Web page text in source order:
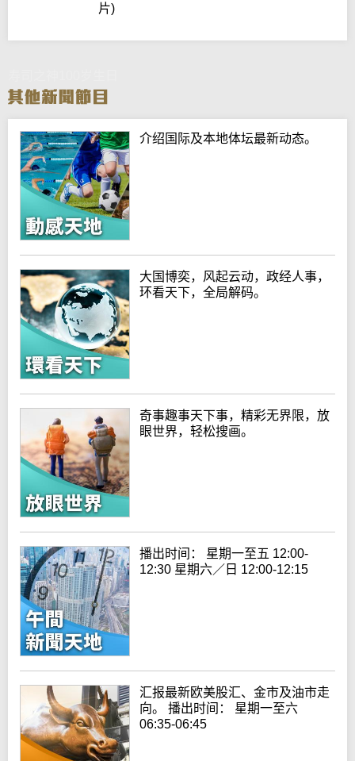
片)
介绍国际及本地体坛最新动态。
大国博奕，风起云动，政经人事，
环看天下，全局解码。
奇事趣事天下事，精彩无界限，放
眼世界，轻松搜画。
播出时间： 星期一至五 12:00-
12:30 星期六／日 12:00-12:15
汇报最新欧美股汇、金市及油市走
向。 播出时间： 星期一至六
06:35-06:45